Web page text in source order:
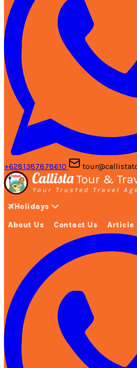
+6281387878610
Holidays
About Us Contact Us Article